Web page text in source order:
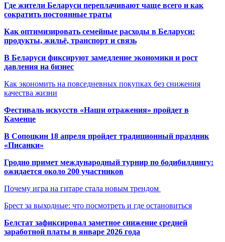
Где жители Беларуси переплачивают чаще всего и как
сократить постоянные траты
Как оптимизировать семейные расходы в Беларуси:
продукты, жильё, транспорт и связь
В Беларуси фиксируют замедление экономики и рост
давления на бизнес
Как экономить на повседневных покупках без снижения
качества жизни
Фестиваль искусств «Наши отражения» пройдет в
Каменце
В Сопоцкин 18 апреля пройдет традиционный праздник
«Писанки»
Гродно примет международный турнир по бодибилдингу:
ожидается около 200 участников
Почему игра на гитаре стала новым трендом
Брест за выходные: что посмотреть и где остановиться
Белстат зафиксировал заметное снижение средней
заработной платы в январе 2026 года